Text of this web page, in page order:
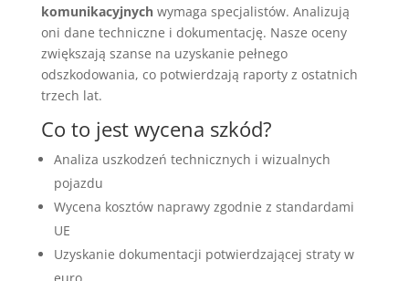
komunikacyjnychwymaga specjalistów. Analizują
oni dane techniczne i dokumentację. Nasze oceny
zwiększają szanse na uzyskanie pełnego
odszkodowania, co potwierdzają raporty z ostatnich
trzech lat.
Co to jest wycena szkód?
Analiza uszkodzeń technicznych i wizualnych
pojazdu
Wycena kosztów naprawy zgodnie z standardami
UE
Uzyskanie dokumentacji potwierdzającej straty w
euro